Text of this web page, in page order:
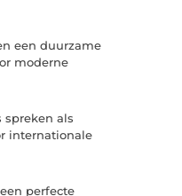
een duurzame
moderne
spreken als
internationale
perfecte